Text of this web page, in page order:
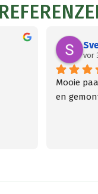
vor
Mooie
en